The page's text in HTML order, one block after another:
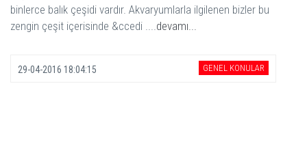
binlerce balık çeşidi vardır. Akvaryumlarla ilgilenen bizler bu
zengin çeşit içerisinde &ccedi ....devamı...
29-04-2016 18:04:15 GENEL KONULAR